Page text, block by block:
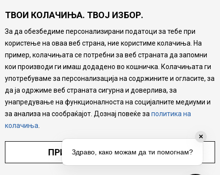
Ваучери
Product Finder
FAQs
Настојуваме да бидеме што попрецизни во описот на
производите, прикажување на слики и цени, но не
можеме да гарантираме дека сите информации се
комплетни и без грешка. Сите производи се дел од
нашата понуда, но не се подразбира дека мора да се
достапни во секој момент.
ТВОИ КОЛАЧИЊА. ТВОЈ ИЗБОР.
За да обезбедиме персонализирани податоци за тебе при
користење на оваа веб страна, ние користиме колачиња. На
пример, колачињата се потребни за веб страната да запомни
кои производи ги имаш додадено во кошничка. Колачињата ги
употребуваме за персонализација на содржините и огласите, за
да ја одржиме веб страната сигурна и доверлива, за
унапредување на функционалноста на социјалните медиуми и
за анализа на сообраќајот. Дознај повеќе за политика на
колачиња
ПРИЛАГОДИ ПОСТАВУВАЊА
✕
Здраво, како можам да ти помогнам?